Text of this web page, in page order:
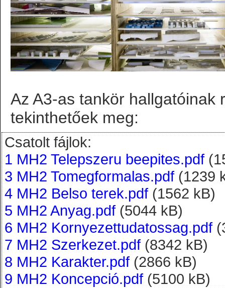
Az A3-as tankör hallgatóinak
tekinthetőek meg:
Csatolt fájlok:
1 MH2 Telepszeru beepites.pdf
3 MH2 Tomegformalas.pdf(1239
4 MH2 Belso terek.pdf(1562 kB)
5 MH2 Anyag.pdf(5044 kB)
6 MH2 Kornyezettudatossag.pdf
7 MH2 Szerkezet.pdf(8342 kB)
8 MH2 Karakter.pdf(2866 kB)
9 MH2 Koncepció.pdf(5100 kB)